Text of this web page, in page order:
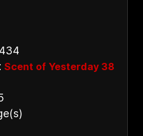
Scent of Yesterday 38